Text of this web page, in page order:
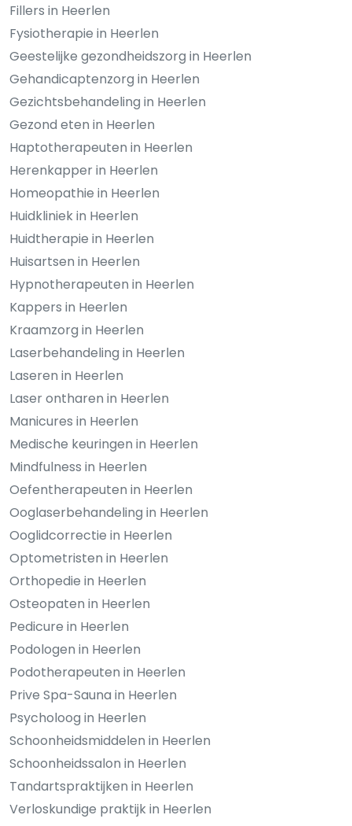
Fillers in Heerlen
Fysiotherapie in Heerlen
Geestelijke gezondheidszorg in Heerlen
Gehandicaptenzorg in Heerlen
Gezichtsbehandeling in Heerlen
Gezond eten in Heerlen
Haptotherapeuten in Heerlen
Herenkapper in Heerlen
Homeopathie in Heerlen
Huidkliniek in Heerlen
Huidtherapie in Heerlen
Huisartsen in Heerlen
Hypnotherapeuten in Heerlen
Kappers in Heerlen
Kraamzorg in Heerlen
Laserbehandeling in Heerlen
Laseren in Heerlen
Laser ontharen in Heerlen
Manicures in Heerlen
Medische keuringen in Heerlen
Mindfulness in Heerlen
Oefentherapeuten in Heerlen
Ooglaserbehandeling in Heerlen
Ooglidcorrectie in Heerlen
Optometristen in Heerlen
Orthopedie in Heerlen
Osteopaten in Heerlen
Pedicure in Heerlen
Podologen in Heerlen
Podotherapeuten in Heerlen
Prive Spa-Sauna in Heerlen
Psycholoog in Heerlen
Schoonheidsmiddelen in Heerlen
Schoonheidssalon in Heerlen
Tandartspraktijken in Heerlen
Verloskundige praktijk in Heerlen